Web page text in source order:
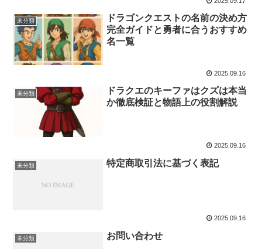
未分類
ドラゴンクエストの名前の決め方
完全ガイドと勇者に合うおすすめ
名一覧
2025.09.16
未分類
ドラクエのキーファはクズは本当
か徹底検証と物語上の役割解説
2025.09.16
未分類 特定商取引法に基づく表記
2025.09.16
未分類 お問い合わせ